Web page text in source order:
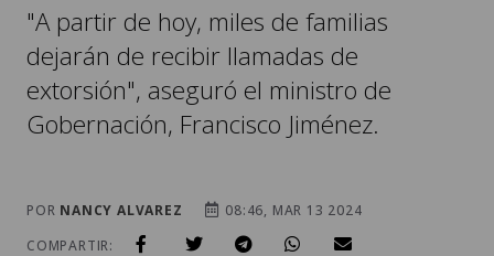
"A partir de hoy, miles de familias
dejarán de recibir llamadas de
extorsión", aseguró el ministro de
Gobernación, Francisco Jiménez.
POR NANCY ALVAREZ
08:46, MAR 13 2024
COMPARTIR: